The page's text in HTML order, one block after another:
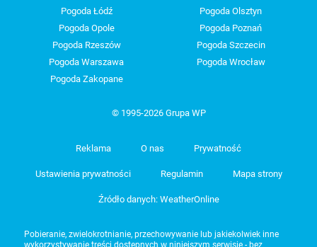
Pogoda Łódź
Pogoda Olsztyn
Pogoda Opole
Pogoda Poznań
Pogoda Rzeszów
Pogoda Szczecin
Pogoda Warszawa
Pogoda Wrocław
Pogoda Zakopane
© 1995-2026 Grupa WP
Reklama O nas Prywatność
Ustawienia prywatności Regulamin Mapa strony
Źródło danych: WeatherOnline
Pobieranie, zwielokrotnianie, przechowywanie lub jakiekolwiek inne
wykorzystywanie treści dostępnych w niniejszym serwisie - bez